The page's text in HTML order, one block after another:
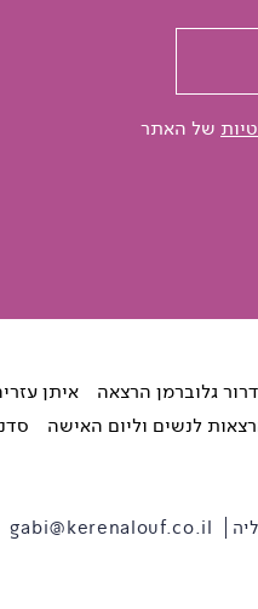
של האתר
דרור גלוברמן הרצאה איתן
לנשים וליום האישה
gabi@kerenalouf.co.il